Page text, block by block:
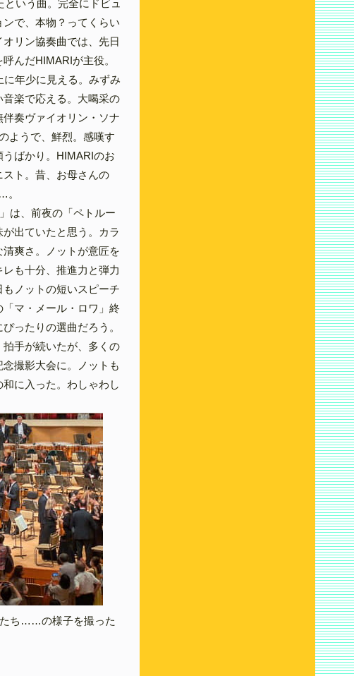
いう曲。完全にドビュ
で、本物？ってくらい
リン協奏曲では、先日
んだHIMARIが主役。
年少に見える。みずみ
楽で応える。大喝采の
奏ヴァイオリン・ソナ
ようで、鮮烈。感嘆す
ばかり。HIMARIのお
ト。昔、お母さんの
。
は、前夜の「ペトルー
出ていたと思う。カラ
爽さ。ノットが意匠を
も十分、推進力と弾力
ノットの短いスピーチ
マ・メール・ロワ」終
ったりの選曲だろう。
手が続いたが、多くの
撮影大会に。ノットも
に入った。わしゃわし
たち……の様子を撮った